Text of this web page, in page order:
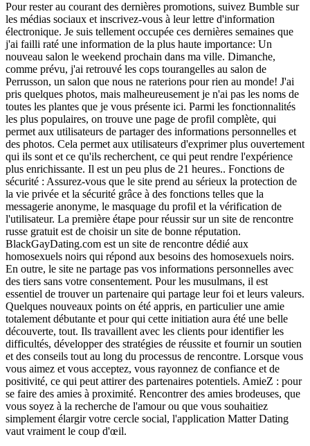
Pour rester au courant des dernières promotions, suivez Bumble sur
les médias sociaux et inscrivez-vous à leur lettre d'information
électronique. Je suis tellement occupée ces dernières semaines que
j'ai failli raté une information de la plus haute importance: Un
nouveau salon le weekend prochain dans ma ville. Dimanche,
comme prévu, j'ai retrouvé les cops tourangelles au salon de
Perrusson, un salon que nous ne raterions pour rien au monde! J'ai
pris quelques photos, mais malheureusement je n'ai pas les noms de
toutes les plantes que je vous présente ici. Parmi les fonctionnalités
les plus populaires, on trouve une page de profil complète, qui
permet aux utilisateurs de partager des informations personnelles et
des photos. Cela permet aux utilisateurs d'exprimer plus ouvertement
qui ils sont et ce qu'ils recherchent, ce qui peut rendre l'expérience
plus enrichissante. Il est un peu plus de 21 heures.. Fonctions de
sécurité : Assurez-vous que le site prend au sérieux la protection de
la vie privée et la sécurité grâce à des fonctions telles que la
messagerie anonyme, le masquage du profil et la vérification de
l'utilisateur. La première étape pour réussir sur un site de rencontre
russe gratuit est de choisir un site de bonne réputation.
BlackGayDating.com est un site de rencontre dédié aux
homosexuels noirs qui répond aux besoins des homosexuels noirs.
En outre, le site ne partage pas vos informations personnelles avec
des tiers sans votre consentement. Pour les musulmans, il est
essentiel de trouver un partenaire qui partage leur foi et leurs valeurs.
Quelques nouveaux points on été appris, en particulier une amie
totalement débutante et pour qui cette initiation aura été une belle
découverte, tout. Ils travaillent avec les clients pour identifier les
difficultés, développer des stratégies de réussite et fournir un soutien
et des conseils tout au long du processus de rencontre. Lorsque vous
vous aimez et vous acceptez, vous rayonnez de confiance et de
positivité, ce qui peut attirer des partenaires potentiels. AmieZ : pour
se faire des amies à proximité. Rencontrer des amies brodeuses, que
vous soyez à la recherche de l'amour ou que vous souhaitiez
simplement élargir votre cercle social, l'application Matter Dating
vaut vraiment le coup d'œil.